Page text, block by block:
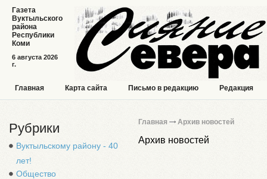
6 августа 2026
г.
Газета
Вуктыльского
района
Республики
Коми
Главная Карта сайта Письмо в редакцию Редакция
Рубрики
Вуктыльскому району - 40
лет!
Общество
Главная Архив новостей
Архив новостей